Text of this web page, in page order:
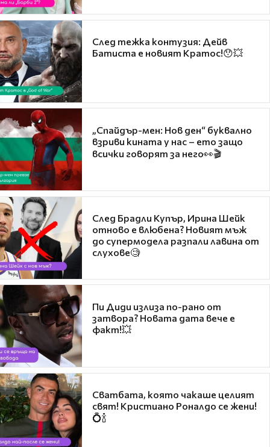
След тежка контузия: Дейв
Батиста е новият Кратос!😯💥
„Спайдър-мен: Нов ден“ буквално
взриви кината у нас – ето защо
всички говорят за него👀🎬
След Брадли Купър, Ирина Шейк
отново е влюбена? Новият мъж
до супермодела разпали лавина от
слухове🧐
Пи Диди излиза по-рано от
затвора? Новата дата вече е
факт!💥
Сватбата, която чакаше целият
свят! Кристиано Роналдо се жени!
💍🍾